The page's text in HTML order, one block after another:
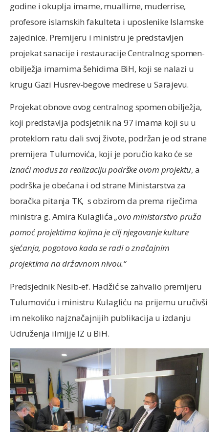
godine i okuplja imame, muallime, muderrise,
profesore islamskih fakulteta i uposlenike Islamske
zajednice. Premijeru i ministru je predstavljen
projekat sanacije i restauracije Centralnog spomen-
obilježja imamima šehidima BiH, koji se nalazi u
krugu Gazi Husrev-begove medrese u Sarajevu.
Projekat obnove ovog centralnog spomen obilježja,
koji predstavlja podsjetnik na 97 imama koji su u
proteklom ratu dali svoj živote, podržan je od strane
premijera Tulumovića, koji je poručio kako će se
iznaći modus za realizaciju podrške ovom projektu, a
podrška je obećana i od strane Ministarstva za
boračka pitanja TK, s obzirom da prema riječima
ministra g. Amira Kulaglića„ovo ministarstvo pruža
pomoć projektima kojima je cilj njegovanje kulture
sjećanja, pogotovo kada se radi o značajnim
projektima na državnom nivou.“
Predsjednik Nesib-ef. Hadžić se zahvalio premijeru
Tulumoviću i ministru Kulagliću na prijemu uručivši
im nekoliko najznačajnijih publikacija u izdanju
Udruženja ilmijje IZ u BiH.